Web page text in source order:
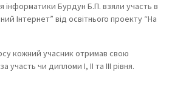
інформатики Бурдун Б.П. взяли участь в
Інтернет” від освітнього проекту “На
кожний учасник отримав свою
чи дипломи І, ІІ та ІІІ рівня.